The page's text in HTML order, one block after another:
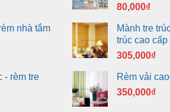
nhà tắm
- rèm tre
80,000₫
Mành tre
trúc cao cấp
305,000₫
Rèm vải
350,000₫